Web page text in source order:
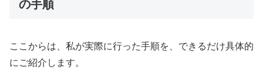
の手順
ここからは、私が実際に行った手順を、できるだけ具体的
にご紹介します。